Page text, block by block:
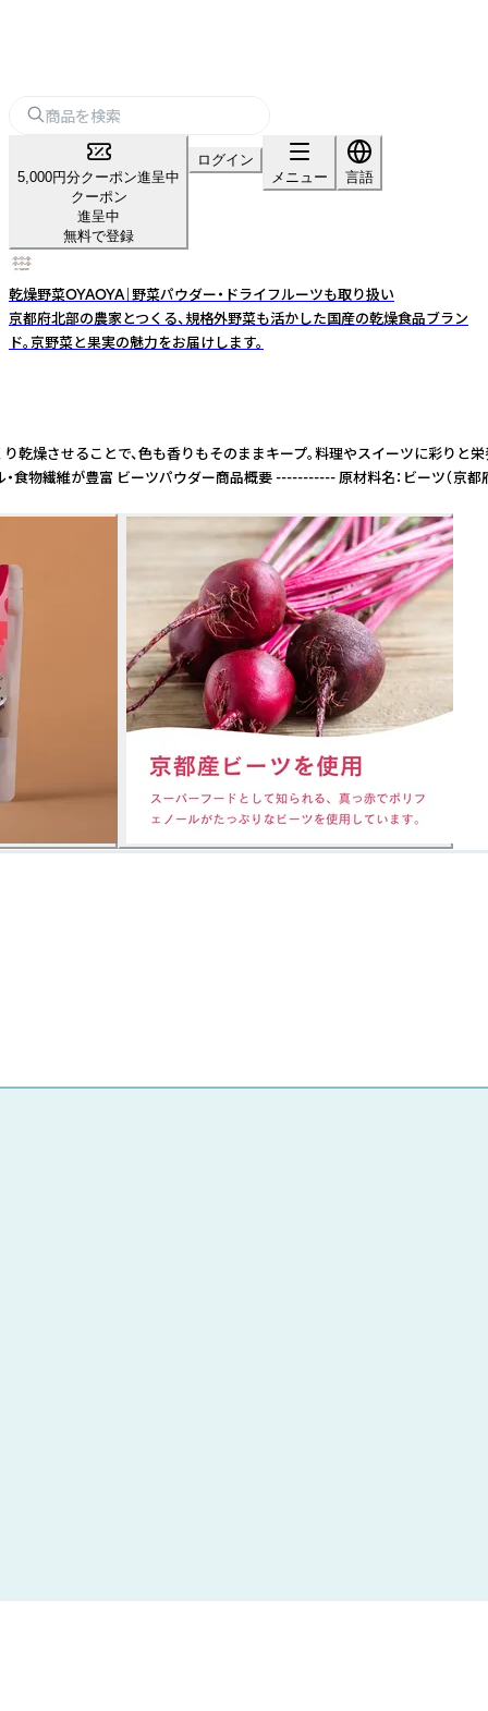
5,000円分クーポン進呈中
クーポン
進呈中
無料で登録
ログイン
メニュー
言語
乾燥野菜OYAOYA｜野菜パウダー・ドライフルーツも取り扱い
京都府北部の農家とつくる、規格外野菜も活かした国産の乾燥食品ブラン
ド。京野菜と果実の魅力をお届けします。
せることで、色も香りもそのままキープ。料理やスイーツに彩り
物繊維が豊富 ビーツパウダー商品概要 ----------- 原材料名：ビー